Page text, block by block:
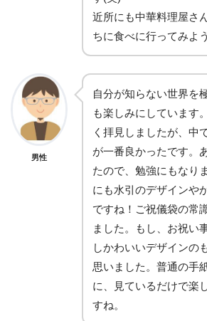
近所にも中華料理屋さ
ちに食べに行ってみよ
男性
自分が知らない世界を
も楽しみにしています
く拝見しましたが、中
が一番良かったです。
たので、勉強にもなり
にも水引のデザインや
ですね！ご祝儀袋の常
ました。もし、お祝い
しかわいいデザインの
思いました。普通の手
に、見ているだけで楽
すね。